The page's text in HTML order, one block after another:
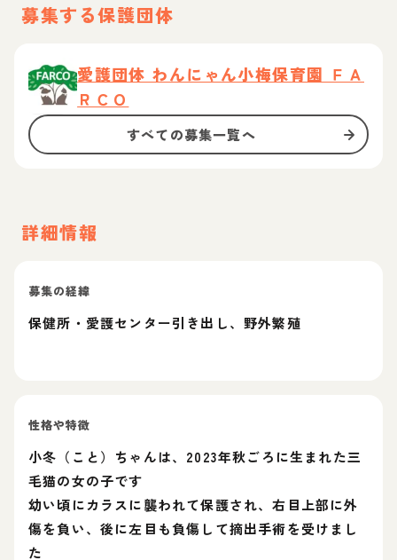
募集する保護団体
愛護団体 わんにゃん小梅保育園 ＦＡ
ＲＣＯ
すべての募集一覧へ
詳細情報
募集の経緯
保健所・愛護センター引き出し、野外繁殖
性格や特徴
小冬（こと）ちゃんは、2023年秋ごろに生まれた三
毛猫の女の子です
幼い頃にカラスに襲われて保護され、右目上部に外
傷を負い、後に左目も負傷して摘出手術を受けまし
た